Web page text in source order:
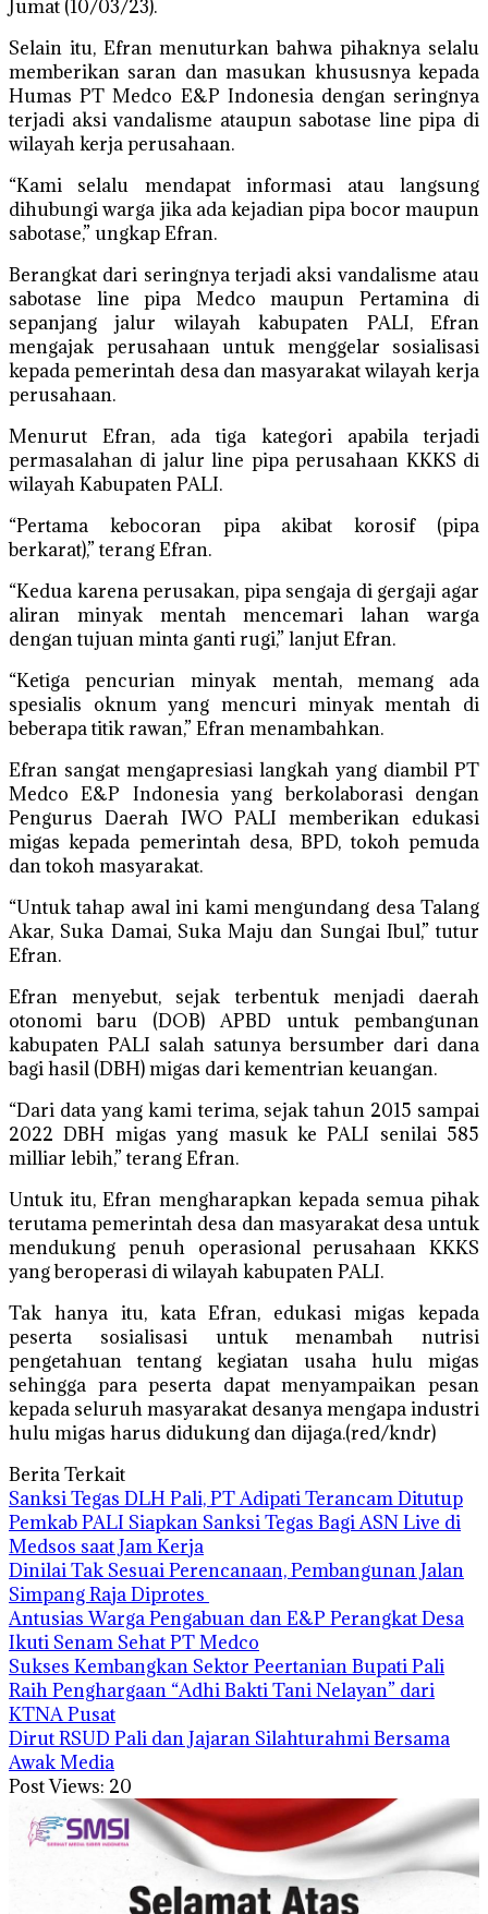
Jumat (10/03/23).
Selain itu, Efran menuturkan bahwa pihaknya selalu
memberikan saran dan masukan khususnya kepada
Humas PT Medco E&P Indonesia dengan seringnya
terjadi aksi vandalisme ataupun sabotase line pipa di
wilayah kerja perusahaan.
“Kami selalu mendapat informasi atau langsung
dihubungi warga jika ada kejadian pipa bocor maupun
sabotase,” ungkap Efran.
Berangkat dari seringnya terjadi aksi vandalisme atau
sabotase line pipa Medco maupun Pertamina di
sepanjang jalur wilayah kabupaten PALI, Efran
mengajak perusahaan untuk menggelar sosialisasi
kepada pemerintah desa dan masyarakat wilayah kerja
perusahaan.
Menurut Efran, ada tiga kategori apabila terjadi
permasalahan di jalur line pipa perusahaan KKKS di
wilayah Kabupaten PALI.
“Pertama kebocoran pipa akibat korosif (pipa
berkarat),” terang Efran.
“Kedua karena perusakan, pipa sengaja di gergaji agar
aliran minyak mentah mencemari lahan warga
dengan tujuan minta ganti rugi,” lanjut Efran.
“Ketiga pencurian minyak mentah, memang ada
spesialis oknum yang mencuri minyak mentah di
beberapa titik rawan,” Efran menambahkan.
Efran sangat mengapresiasi langkah yang diambil PT
Medco E&P Indonesia yang berkolaborasi dengan
Pengurus Daerah IWO PALI memberikan edukasi
migas kepada pemerintah desa, BPD, tokoh pemuda
dan tokoh masyarakat.
“Untuk tahap awal ini kami mengundang desa Talang
Akar, Suka Damai, Suka Maju dan Sungai Ibul,” tutur
Efran.
Efran menyebut, sejak terbentuk menjadi daerah
otonomi baru (DOB) APBD untuk pembangunan
kabupaten PALI salah satunya bersumber dari dana
bagi hasil (DBH) migas dari kementrian keuangan.
“Dari data yang kami terima, sejak tahun 2015 sampai
2022 DBH migas yang masuk ke PALI senilai 585
milliar lebih,” terang Efran.
Untuk itu, Efran mengharapkan kepada semua pihak
terutama pemerintah desa dan masyarakat desa untuk
mendukung penuh operasional perusahaan KKKS
yang beroperasi di wilayah kabupaten PALI.
Tak hanya itu, kata Efran, edukasi migas kepada
peserta sosialisasi untuk menambah nutrisi
pengetahuan tentang kegiatan usaha hulu migas
sehingga para peserta dapat menyampaikan pesan
kepada seluruh masyarakat desanya mengapa industri
hulu migas harus didukung dan dijaga.(red/kndr)
Berita Terkait
Sanksi Tegas DLH Pali, PT Adipati Terancam Ditutup
Pemkab PALI Siapkan Sanksi Tegas Bagi ASN Live di
Medsos saat Jam Kerja
Dinilai Tak Sesuai Perencanaan, Pembangunan Jalan
Simpang Raja Diprotes
Antusias Warga Pengabuan dan E&P Perangkat Desa
Ikuti Senam Sehat PT Medco
Sukses Kembangkan Sektor Peertanian Bupati Pali
Raih Penghargaan “Adhi Bakti Tani Nelayan” dari
KTNA Pusat
Dirut RSUD Pali dan Jajaran Silahturahmi Bersama
Awak Media
Post Views: 20